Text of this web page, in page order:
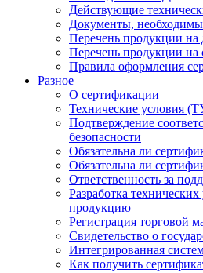
Действующие
Документы,
Перечень продукции на
Перечень продукции на
Правила оформления
Разное
О сертификации
Технические условия
Подтверждение
безопасности
Обязательна ли
Обязательна ли
Ответственность за
Разработка
продукцию
Регистрация торговой
Свидетельство о
Интегрированная
Как получить